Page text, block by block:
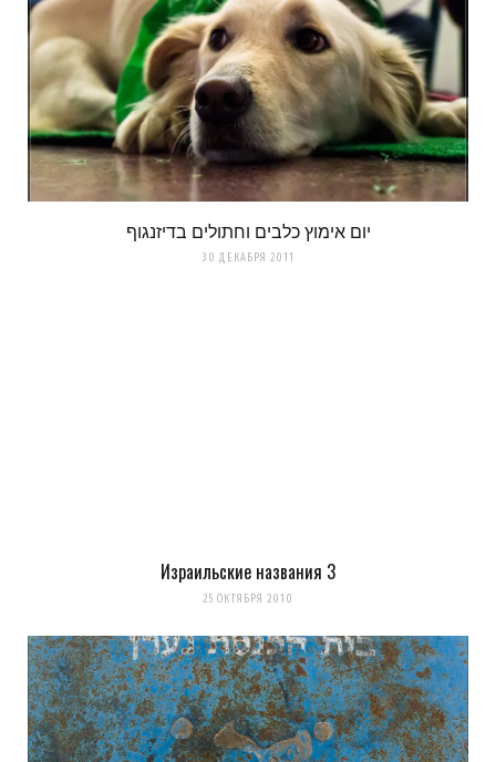
יום אימוץ כלבים וחתולים בדיזנגוף
30 ДЕКАБРЯ 2011
Израильские названия 3
25 ОКТЯБРЯ 2010